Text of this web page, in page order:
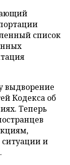
список
выдворение
Кодекса об
Теперь
и